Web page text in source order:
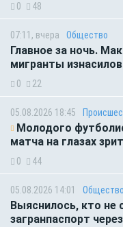
0 48
07:11, вчера Общество
Главное за ночь.
мигранты
0 22
05.08.2026 18:45
Молодого
матча на глазах
0 44
05.08.2026 14:01 Общество
Выяснилось, кто не
загранпаспорт